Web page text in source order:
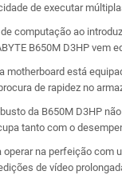
de executar
computação ao
B650M D3HP
motherboard está
de rapidez no
da B650M D3HP
tanto com o
operar na perfeição com
de vídeo